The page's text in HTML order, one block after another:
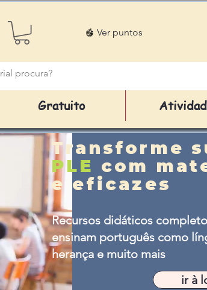
Ver puntos
Gratuito
Transforme
PLE com
e eficazes
Recursos didáticos
ensinam português como
herança e muito mais
ir à